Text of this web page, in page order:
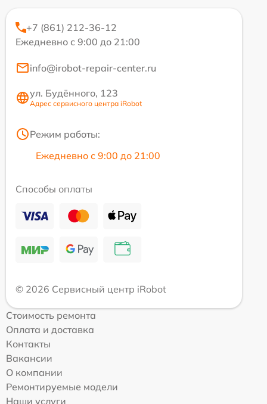
+7 (861) 212-36-12
Ежедневно с 9:00 до 21:00
info@irobot-repair-center.ru
ул. Будённого, 123
Адрес сервисного центра iRobot
Режим работы:
Ежедневно с 9:00 до 21:00
Способы оплаты
© 2026 Сервисный центр iRobot
Стоимость ремонта
Оплата и доставка
Контакты
Вакансии
О компании
Ремонтируемые модели
Наши услуги